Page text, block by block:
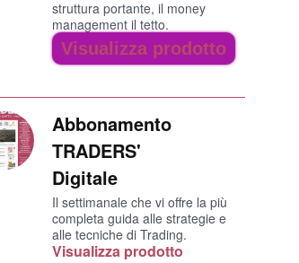
struttura portante, il money
management il tetto.
Visualizza prodotto
Abbonamento
TRADERS'
Digitale
Il settimanale che vi offre la più
completa guida alle strategie e
alle tecniche di Trading.
Visualizza prodotto